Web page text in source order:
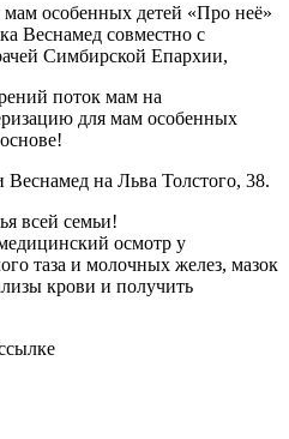
особенных детей «Про неё»
Веснамед совместно с
Симбирской Епархии,
поток мам на
для мам особенных
на Льва Толстого, 38.
всей семьи!
осмотр у
таза и молочных желез, мазок
крови и получить